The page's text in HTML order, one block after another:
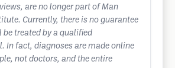
are no longer part of Man
Currently, there is no guarantee
be treated by a qualified
In fact, diagnoses are made online
not doctors, and the entire